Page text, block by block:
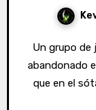
Un grupo de jóvenes se desplazan hasta un rancho
abandonado
que en el